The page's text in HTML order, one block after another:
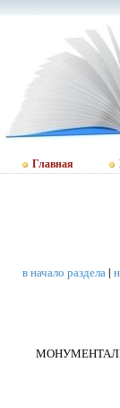
Главная
в начало раздела|